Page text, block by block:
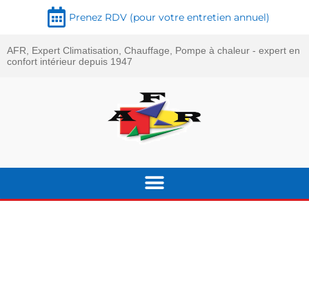
Prenez RDV (pour votre entretien annuel)
AFR, Expert Climatisation, Chauffage, Pompe à chaleur - expert en
confort intérieur depuis 1947